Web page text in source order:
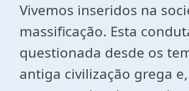
Vivemos inseridos na
massificação. Esta
questionada desde os
antiga civilização grega